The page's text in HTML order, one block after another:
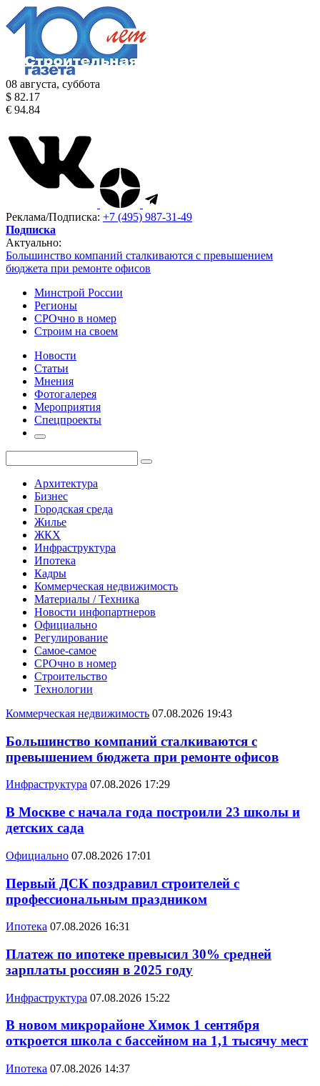
08 августа, суббота
$ 82.17
€ 94.84
Реклама/Подписка: +7 (495) 987-31-49
Подписка
Актуально:
Большинство компаний сталкиваются с превышением
бюджета при ремонте офисов
Минстрой России
Регионы
СРОчно в номер
Строим на своем
Новости
Статьи
Мнения
Фотогалерея
Мероприятия
Спецпроекты
Архитектура
Бизнес
Городская среда
Жилье
ЖКХ
Инфраструктура
Ипотека
Кадры
Коммерческая недвижимость
Материалы / Техника
Новости инфопартнеров
Официально
Регулирование
Самое-самое
СРОчно в номер
Строительство
Технологии
Коммерческая недвижимость 07.08.2026 19:43
Большинство компаний сталкиваются с
превышением бюджета при ремонте офисов
Инфраструктура 07.08.2026 17:29
В Москве с начала года построили 23 школы и
детских сада
Официально 07.08.2026 17:01
Первый ДСК поздравил строителей с
профессиональным праздником
Ипотека 07.08.2026 16:31
Платеж по ипотеке превысил 30% средней
зарплаты россиян в 2025 году
Инфраструктура 07.08.2026 15:22
В новом микрорайоне Химок 1 сентября
откроется школа с бассейном на 1,1 тысячу мест
Ипотека 07.08.2026 14:37